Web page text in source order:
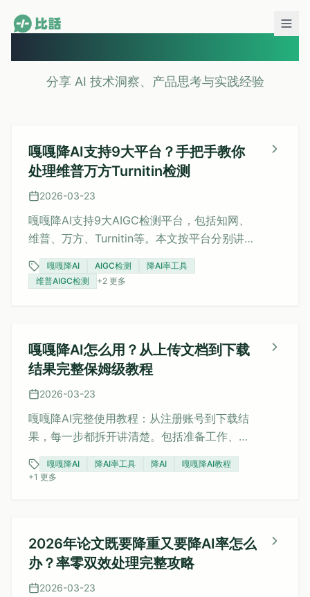
分享 AI 技术洞察、产品思考与实践经验
嘎嘎降AI支持9大平台？手把手教你
处理维普万方Turnitin检测
2026-03-23
嘎嘎降AI支持9大AIGC检测平台，包括知网、
维普、万方、Turnitin等。本文按平台分别讲解
操作要点：知网选深度模式、维普先试标准模
式、万方最温和、Turnitin英文论文另有推荐。
实测同一篇论文知网5.8%、维普11.3%、万方
嘎嘎降AI AIGC检测
降AI率工具
维普AIGC检测
+2 更多
嘎嘎降AI怎么用？从上传文档到下载
结果完整保姆级教程
2026-03-23
嘎嘎降AI完整使用教程：从注册账号到下载结
果，每一步都拆开讲清楚。包括准备工作、上
传论文、选择处理模式、下载检查、验证效果
全流程，附进阶技巧和费用说明。整个过程不
嘎嘎降AI 降AI率工具 降AI
嘎嘎降AI教程
+1 更多
2026年论文既要降重又要降AI率怎么
办？率零双效处理完整攻略
2026-03-23